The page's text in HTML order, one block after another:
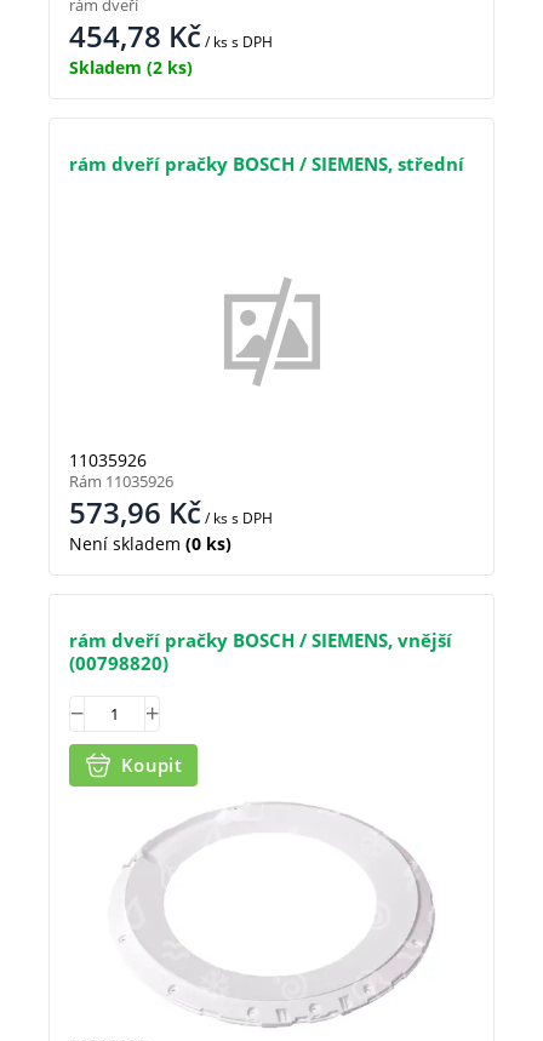
454,78 Kč/ kss DPH
Skladem (2 ks)
rám dveří
rám dveří pračky BOSCH / SIEMENS, střední
11035926
573,96 Kč/ kss DPH
Není skladem (0 ks)
Rám 11035926
rám dveří pračky BOSCH / SIEMENS, vnější
(00798820)
Koupit